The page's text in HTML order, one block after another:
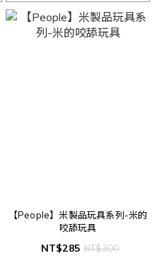
【People】米製品玩具系列-米的
咬舔玩具
NT$285 NT$300